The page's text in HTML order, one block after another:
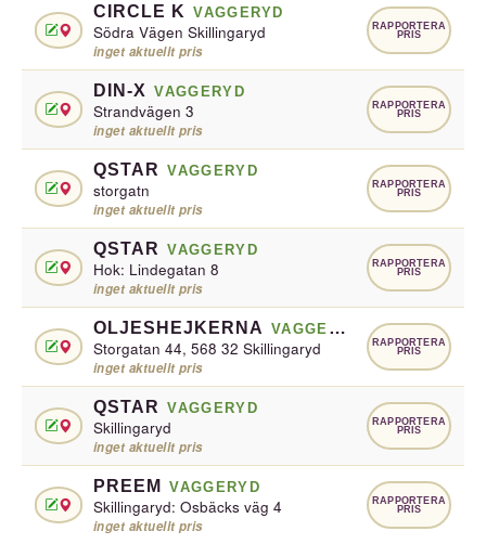
CIRCLE K VAGGERYD
Södra Vägen Skillingaryd
inget aktuellt pris
RAPPORTERA
PRIS
DIN-X VAGGERYD
Strandvägen 3
inget aktuellt pris
RAPPORTERA
PRIS
QSTAR VAGGERYD
storgatn
inget aktuellt pris
RAPPORTERA
PRIS
QSTAR VAGGERYD
Hok: Lindegatan 8
inget aktuellt pris
RAPPORTERA
PRIS
OLJESHEJKERNA VAGGERYD
Storgatan 44, 568 32 Skillingaryd
inget aktuellt pris
RAPPORTERA
PRIS
QSTAR VAGGERYD
Skillingaryd
inget aktuellt pris
RAPPORTERA
PRIS
PREEM VAGGERYD
Skillingaryd: Osbäcks väg 4
inget aktuellt pris
RAPPORTERA
PRIS